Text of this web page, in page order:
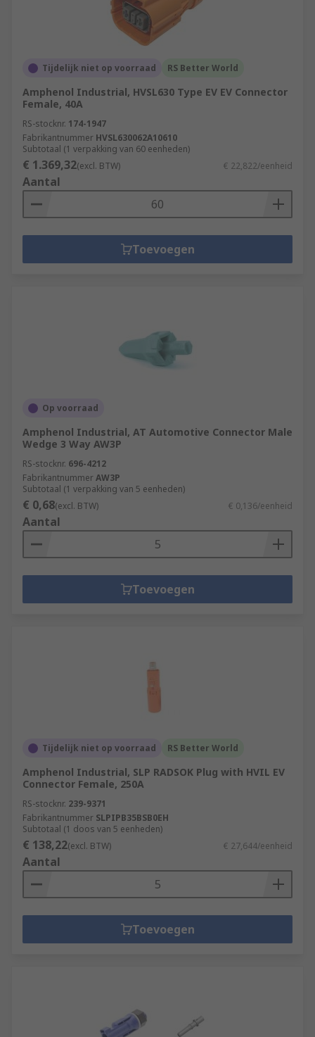
Tijdelijk niet op voorraad RS Better World
Amphenol Industrial, HVSL630 Type EV EV Connector
Female, 40A
RS-stocknr. 174-1947
Fabrikantnummer HVSL630062A10610
Subtotaal (1 verpakking van 60 eenheden)
€ 1.369,32(excl. BTW) € 22,822/eenheid
Aantal
Toevoegen
Op voorraad
Amphenol Industrial, AT Automotive Connector Male
Wedge 3 Way AW3P
RS-stocknr. 696-4212
FabrikantnummerAW3P
Subtotaal (1 verpakking van 5 eenheden)
€ 0,68(excl. BTW) € 0,136/eenheid
Aantal
Toevoegen
Tijdelijk niet op voorraad RS Better World
Amphenol Industrial, SLP RADSOK Plug with HVIL EV
Connector Female, 250A
RS-stocknr. 239-9371
Fabrikantnummer SLPIPB35BSB0EH
Subtotaal (1 doos van 5 eenheden)
€ 138,22(excl. BTW) € 27,644/eenheid
Aantal
Toevoegen